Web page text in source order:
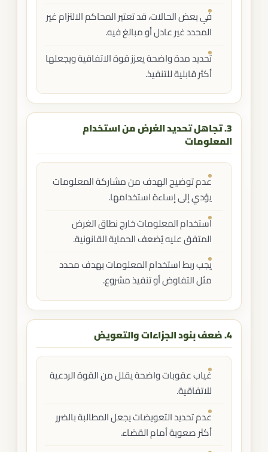
في بعض الحالات، قد تعتبر المحاكم الالتزام غير
المحدد غير عادل أو مبالغ فيه.
تحديد مدة واضحة يعزز قوة الاتفاقية ويجعلها
أكثر قابلية للتنفيذ.
3. تجاهل تحديد الغرض من استخدام
المعلومات
عدم توضيح الهدف من مشاركة المعلومات
يؤدي إلى إساءة استخدامها.
استخدام المعلومات خارج نطاق الغرض
المتفق عليه يُضعف الحماية القانونية.
يجب ربط استخدام المعلومات بهدف محدد
مثل التفاوض أو تنفيذ مشروع.
4. ضعف بنود الجزاءات والتعويض
غياب عقوبات واضحة يقلل من القوة الردعية
للاتفاقية.
عدم تحديد التعويضات يجعل المطالبة بالضرر
أكثر صعوبة أمام القضاء.